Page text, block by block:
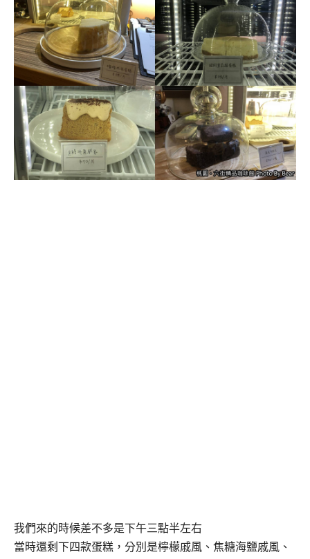
我們來的時候差不多是下午三點半左右
當時還剩下四款蛋糕，分別是檸檬戚風、焦糖海鹽戚風、